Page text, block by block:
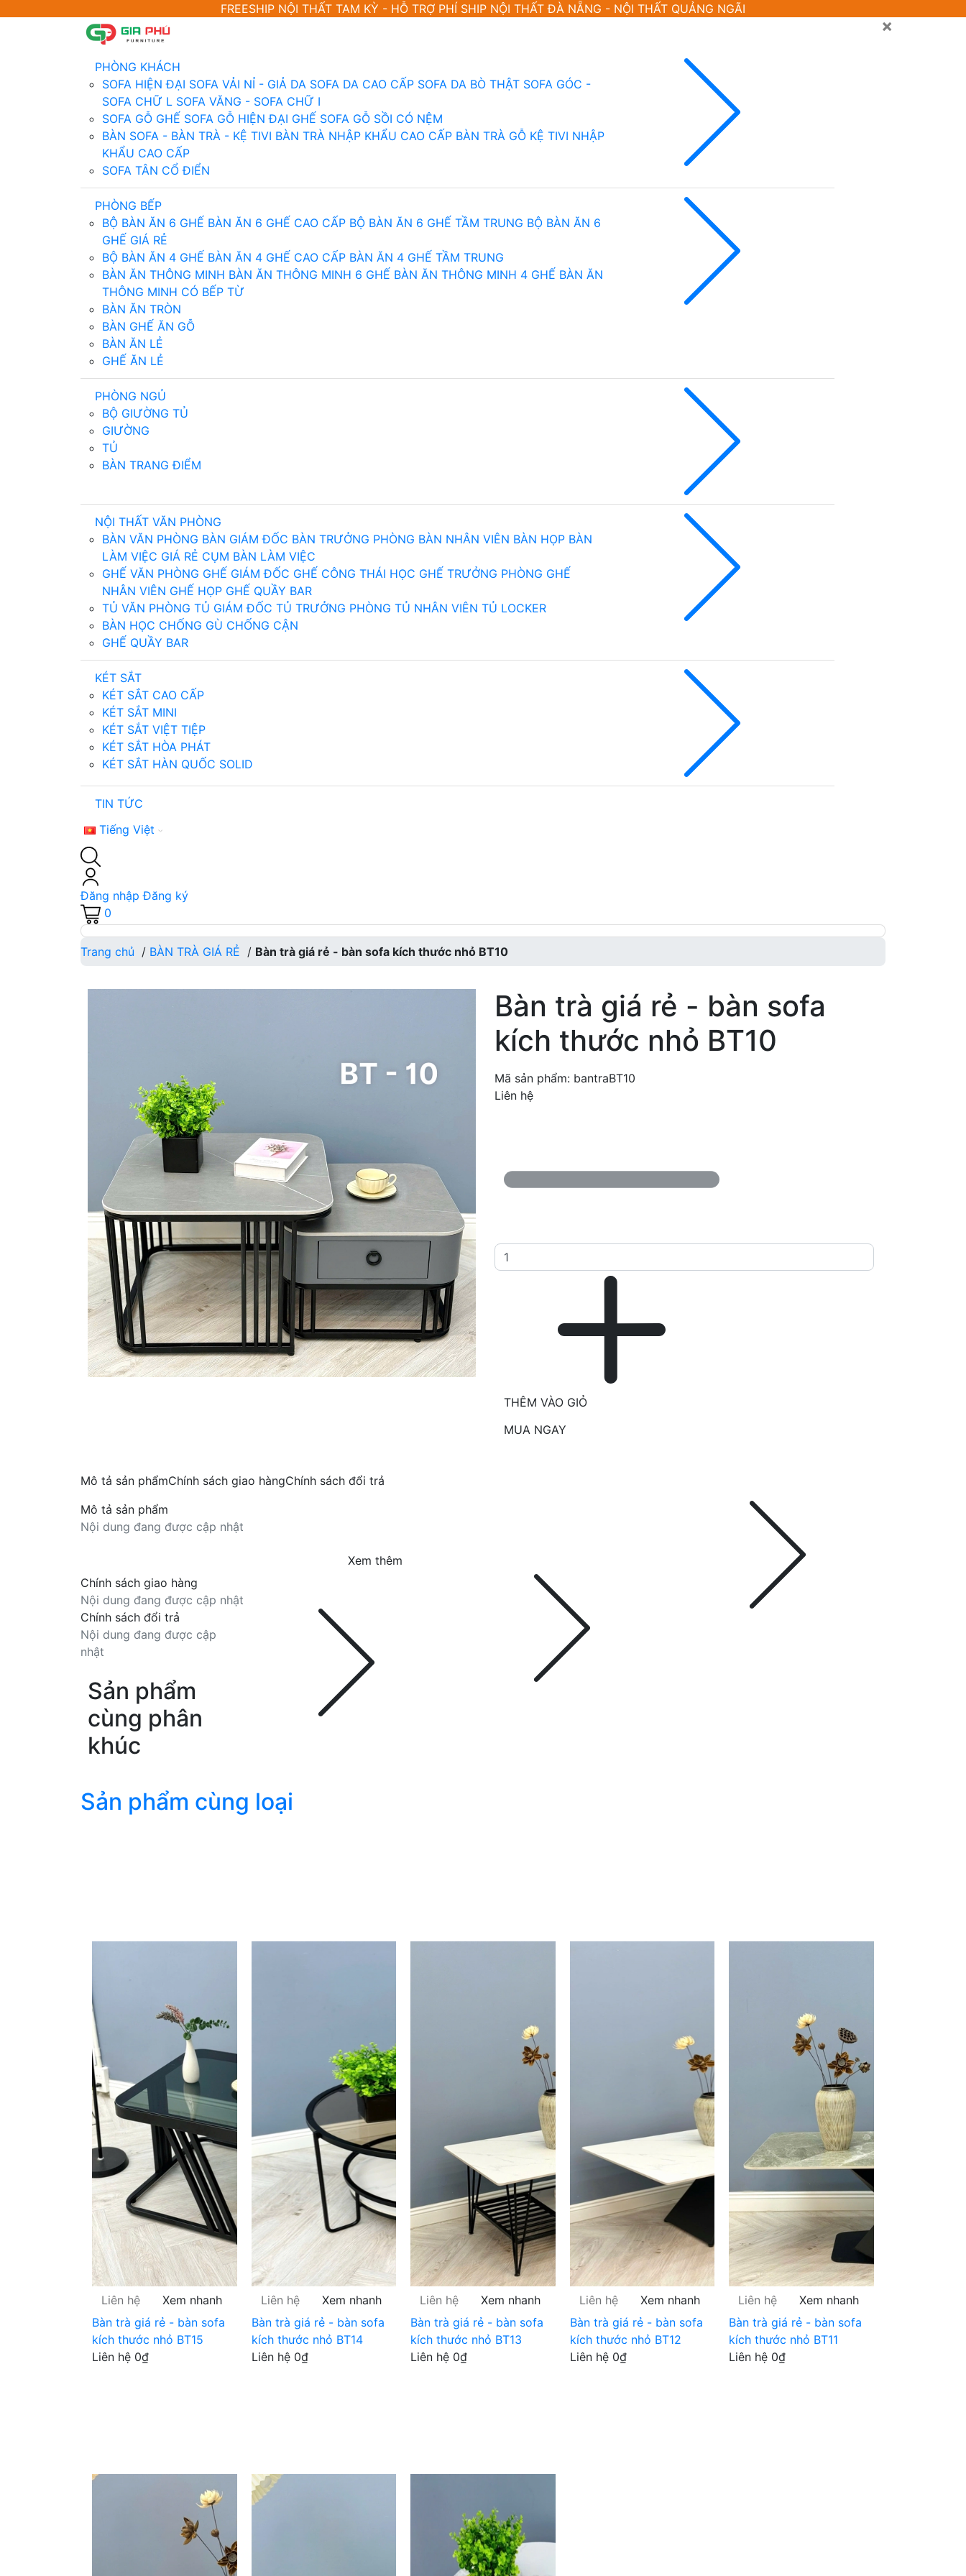
FREESHIP NỘI THẤT TAM KỲ - HỖ TRỢ PHÍ SHIP NỘI THẤT ĐÀ NẴNG - NỘI THẤT QUẢNG NGÃI
×
PHÒNG KHÁCH
SOFA HIỆN ĐẠI SOFA VẢI NỈ - GIẢ DA SOFA DA CAO CẤP SOFA DA BÒ THẬT SOFA GÓC -
SOFA CHỮ L SOFA VĂNG - SOFA CHỮ I
SOFA GỖ GHẾ SOFA GỖ HIỆN ĐẠI GHẾ SOFA GỖ SỒI CÓ NỆM
BÀN SOFA - BÀN TRÀ - KỆ TIVI BÀN TRÀ NHẬP KHẨU CAO CẤP BÀN TRÀ GỖ KỆ TIVI NHẬP
KHẨU CAO CẤP
SOFA TÂN CỔ ĐIỂN
PHÒNG BẾP
BỘ BÀN ĂN 6 GHẾ BÀN ĂN 6 GHẾ CAO CẤP BỘ BÀN ĂN 6 GHẾ TẦM TRUNG BỘ BÀN ĂN 6
GHẾ GIÁ RẺ
BỘ BÀN ĂN 4 GHẾ BÀN ĂN 4 GHẾ CAO CẤP BÀN ĂN 4 GHẾ TẦM TRUNG
BÀN ĂN THÔNG MINH BÀN ĂN THÔNG MINH 6 GHẾ BÀN ĂN THÔNG MINH 4 GHẾ BÀN ĂN
THÔNG MINH CÓ BẾP TỪ
BÀN ĂN TRÒN
BÀN GHẾ ĂN GỖ
BÀN ĂN LẺ
GHẾ ĂN LẺ
PHÒNG NGỦ
BỘ GIƯỜNG TỦ
GIƯỜNG
TỦ
BÀN TRANG ĐIỂM
NỘI THẤT VĂN PHÒNG
BÀN VĂN PHÒNG BÀN GIÁM ĐỐC BÀN TRƯỞNG PHÒNG BÀN NHÂN VIÊN BÀN HỌP BÀN
LÀM VIỆC GIÁ RẺ CỤM BÀN LÀM VIỆC
GHẾ VĂN PHÒNG GHẾ GIÁM ĐỐC GHẾ CÔNG THÁI HỌC GHẾ TRƯỞNG PHÒNG GHẾ
NHÂN VIÊN GHẾ HỌP GHẾ QUẦY BAR
TỦ VĂN PHÒNG TỦ GIÁM ĐỐC TỦ TRƯỞNG PHÒNG TỦ NHÂN VIÊN TỦ LOCKER
BÀN HỌC CHỐNG GÙ CHỐNG CẬN
GHẾ QUẦY BAR
KÉT SẮT
KÉT SẮT CAO CẤP
KÉT SẮT MINI
KÉT SẮT VIỆT TIỆP
KÉT SẮT HÒA PHÁT
KÉT SẮT HÀN QUỐC SOLID
TIN TỨC
Tiếng Việt
Đăng nhập Đăng ký
0
Trang chủ / BÀN TRÀ GIÁ RẺ / Bàn trà giá rẻ - bàn sofa kích thước nhỏ BT10
Bàn trà giá rẻ - bàn sofa
kích thước nhỏ BT10
Mã sản phẩm: bantraBT10
Liên hệ
THÊM VÀO GIỎ
MUA NGAY
Mô tả sản phẩmChính sách giao hàngChính sách đổi trả
Mô tả sản phẩm
Nội dung đang được cập nhật
Xem thêm
Chính sách giao hàng
Nội dung đang được cập nhật
Chính sách đổi trả
Nội dung đang được cập
nhật
Sản phẩm
cùng phân
khúc
Sản phẩm cùng loại
Liên hệ
Xem nhanh
Bàn trà giá rẻ - bàn sofa
kích thước nhỏ BT15
Liên hệ 0₫
Liên hệ
Xem nhanh
Bàn trà giá rẻ - bàn sofa
kích thước nhỏ BT14
Liên hệ 0₫
Liên hệ
Xem nhanh
Bàn trà giá rẻ - bàn sofa
kích thước nhỏ BT13
Liên hệ 0₫
Liên hệ
Xem nhanh
Bàn trà giá rẻ - bàn sofa
kích thước nhỏ BT12
Liên hệ 0₫
Liên hệ
Xem nhanh
Bàn trà giá rẻ - bàn sofa
kích thước nhỏ BT11
Liên hệ 0₫